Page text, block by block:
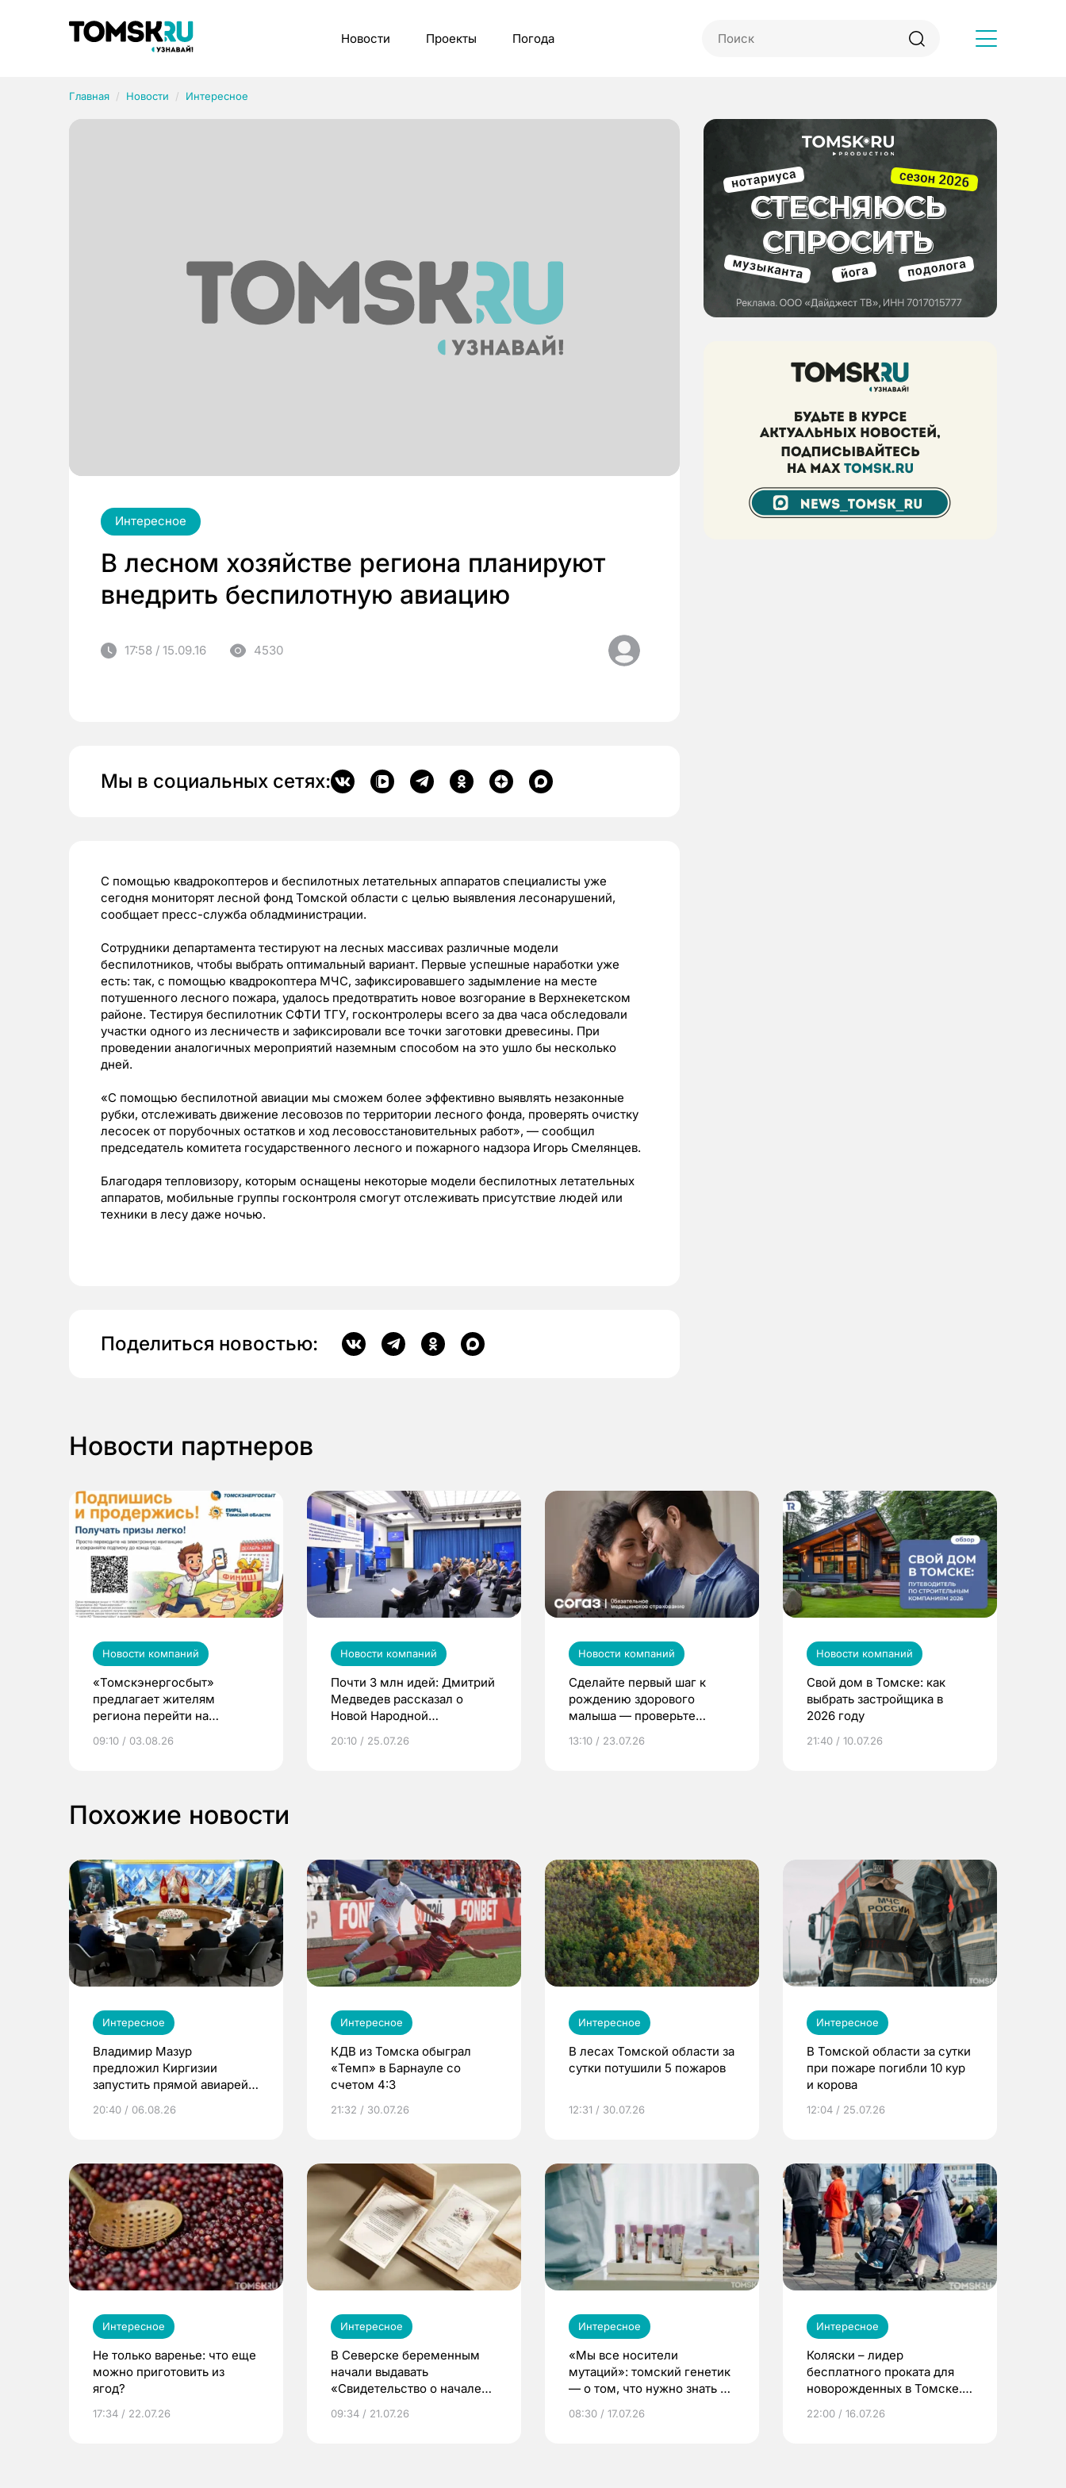
Новости Проекты Погода
Главная Новости Интересное
Интересное
В лесном хозяйстве региона планируют
внедрить беспилотную авиацию
17:58 / 15.09.16 4530
Мы в социальных сетях:
С помощью квадрокоптеров и беспилотных летательных аппаратов специалисты уже
сегодня мониторят лесной фонд Томской области с целью выявления лесонарушений,
сообщает пресс-служба обладминистрации.
Сотрудники департамента тестируют на лесных массивах различные модели
беспилотников, чтобы выбрать оптимальный вариант. Первые успешные наработки уже
есть: так, с помощью квадрокоптера МЧС, зафиксировавшего задымление на месте
потушенного лесного пожара, удалось предотвратить новое возгорание в Верхнекетском
районе. Тестируя беспилотник СФТИ ТГУ, госконтролеры всего за два часа обследовали
участки одного из лесничеств и зафиксировали все точки заготовки древесины. При
проведении аналогичных мероприятий наземным способом на это ушло бы несколько
дней.
«С помощью беспилотной авиации мы сможем более эффективно выявлять незаконные
рубки, отслеживать движение лесовозов по территории лесного фонда, проверять очистку
лесосек от порубочных остатков и ход лесовосстановительных работ», — сообщил
председатель комитета государственного лесного и пожарного надзора Игорь Смелянцев.
Благодаря тепловизору, которым оснащены некоторые модели беспилотных летательных
аппаратов, мобильные группы госконтроля смогут отслеживать присутствие людей или
техники в лесу даже ночью.
Поделиться новостью:
Новости партнеров
Новости компаний
«Томскэнергосбыт»
предлагает жителям
региона перейти на
выиграть призы
09:10 / 03.08.26
Новости компаний
Почти 3 млн идей: Дмитрий
Медведев рассказал о
Новой Народной
20:10 / 25.07.26
Новости компаний
Сделайте первый шаг к
рождению здорового
малыша — проверьте
по ОМС!
13:10 / 23.07.26
Новости компаний
Свой дом в Томске: как
выбрать застройщика в
2026 году
21:40 / 10.07.26
Похожие новости
Интересное
Владимир Мазур
предложил Киргизии
запустить прямой авиарейс
20:40 / 06.08.26
Интересное
КДВ из Томска обыграл
«Темп» в Барнауле со
счетом 4:3
21:32 / 30.07.26
Интересное
В лесах Томской области за
сутки потушили 5 пожаров
12:31 / 30.07.26
Интересное
В Томской области за сутки
при пожаре погибли 10 кур
и корова
12:04 / 25.07.26
Интересное
Не только варенье: что еще
можно приготовить из
ягод?
17:34 / 22.07.26
Интересное
В Северске беременным
начали выдавать
«Свидетельство о начале
09:34 / 21.07.26
Интересное
«Мы все носители
мутаций»: томский генетик
— о том, что нужно знать до
08:30 / 17.07.26
Интересное
Коляски – лидер
бесплатного проката для
новорожденных в Томске.
22:00 / 16.07.26
Рубрики